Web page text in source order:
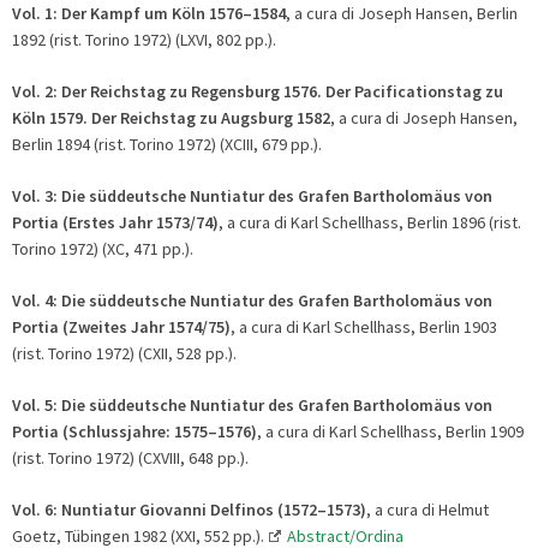
Vol. 1: Der Kampf um Köln 1576–1584, a cura di Joseph Hansen, Berlin
1892 (rist. Torino 1972) (LXVI, 802 pp.).
Vol. 2: Der Reichstag zu Regensburg 1576. Der Pacificationstag zu
Köln 1579. Der Reichstag zu Augsburg 1582, a cura di Joseph Hansen,
Berlin 1894 (rist. Torino 1972) (XCIII, 679 pp.).
Vol. 3: Die süddeutsche Nuntiatur des Grafen Bartholomäus von
Portia (Erstes Jahr 1573/74), a cura di Karl Schellhass, Berlin 1896 (rist.
Torino 1972) (XC, 471 pp.).
Vol. 4: Die süddeutsche Nuntiatur des Grafen Bartholomäus von
Portia (Zweites Jahr 1574/75), a cura di Karl Schellhass, Berlin 1903
(rist. Torino 1972) (CXII, 528 pp.).
Vol. 5: Die süddeutsche Nuntiatur des Grafen Bartholomäus von
Portia (Schlussjahre: 1575–1576), a cura di Karl Schellhass, Berlin 1909
(rist. Torino 1972) (CXVIII, 648 pp.).
Vol. 6: Nuntiatur Giovanni Delfinos (1572–1573), a cura di Helmut
Goetz, Tübingen 1982 (XXI, 552 pp.).
Abstract/Ordina